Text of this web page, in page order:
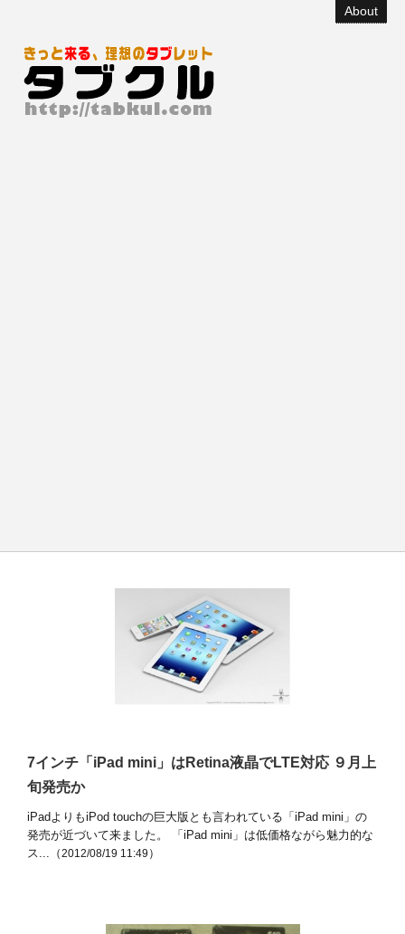
About
7インチ「iPad mini」はRetina液晶でLTE対応 ９月上
旬発売か
iPadよりもiPod touchの巨大版とも言われている「iPad mini」の
発売が近づいて来ました。 「iPad mini」は低価格ながら魅力的な
ス...（2012/08/19 11:49 ）